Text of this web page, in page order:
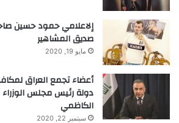
إلاعلامي حمود حسين
صديق المشاهير
مايو 19, 2020
أعضاء تجمع العراق
دولة رئيس مجلس
الكاظمي
سبتمبر 22, 2020